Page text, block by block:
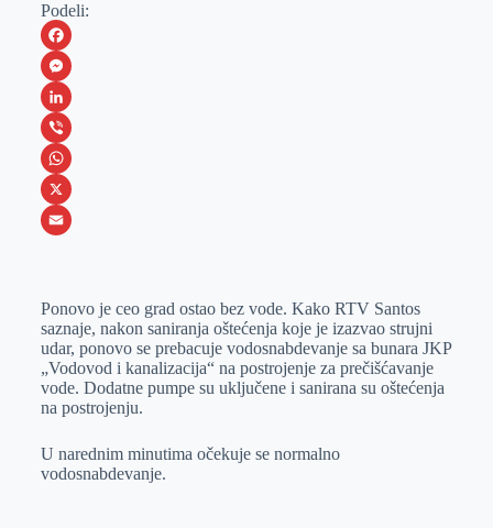
Podeli:
F
a
c
e
b
o
M
e
s
s
e
e
r
L
i
n
k
I
n
V
i
b
W
h
s
A
p
p
X
a
i
l
Ponovo je ceo grad ostao bez vode. Kako RTV Santos
saznaje, nakon saniranja oštećenja koje je izazvao strujni
udar, ponovo se prebacuje vodosnabdevanje sa bunara JKP
„Vodovod i kanalizacija“ na postrojenje za prečišćavanje
vode. Dodatne pumpe su uključene i sanirana su oštećenja
na postrojenju.
U narednim minutima očekuje se normalno
vodosnabdevanje.